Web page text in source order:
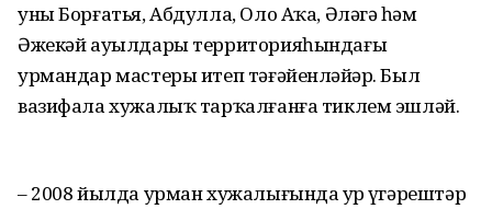
уны Борғатья, Абдулла, Оло Аҡа, Әләгәҙ һәм
Әжекәй ауылдары территорияһындағы
урмандар мастеры итеп тәғәйенләйҙәр. Был
вазифала хужалыҡ тарҡалғанға тиклем эшләй.
– 2008 йылда урман хужалығында ҙур үҙгәрештәр